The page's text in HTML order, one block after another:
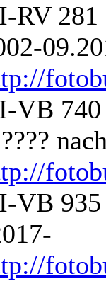
RV 281
VB 740
VB 935